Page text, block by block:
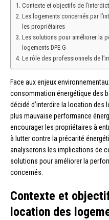
Contexte et objectifs de
Les logements concernés par
les propriétaires
Les solutions pour améliorer la
logements DPE G
Le rôle des professionnels de
Face aux enjeux
consommation énergétique des
décidé d’interdire la location des
plus mauvaise performance
encourager les propriétaires à
à lutter contre la précarité
analyserons les implications de
solutions pour améliorer la
concernés.
Contexte et
location des